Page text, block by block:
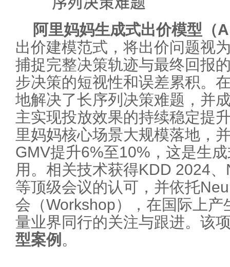
阿里妈妈生成式出价模型（
出价建模范式，将出价问题视
捕捉完整决策轨迹与最终回报
步决策的短视性和误差累积。
地解决了长序列决策难题，并
主实现投放效果的持续稳定提
里妈妈核心场景大规模落地，
GMV提升6%至10%，这是生
用。相关技术获得KDD 2024
等顶级会议的认可，并依托
会（Workshop），在国际上
量业界同行的关注与跟进。该
型案例 。